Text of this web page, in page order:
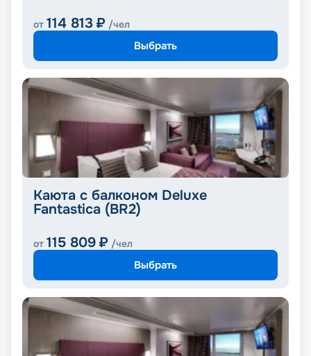
от 114 813 ₽ /чел
Выбрать
Каюта с балконом Deluxe
Fantastica (BR2)
от 115 809 ₽ /чел
Выбрать